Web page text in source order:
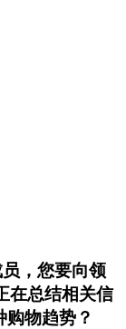
，您要向领
在总结相关信
物趋势？